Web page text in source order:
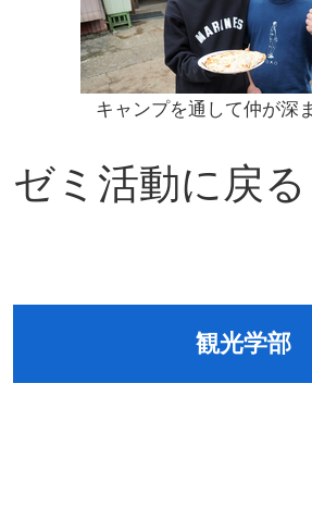
キャンプを通して仲が深
ゼミ活動に戻る
観光学部